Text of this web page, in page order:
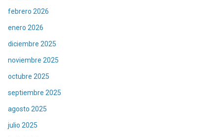
febrero 2026
enero 2026
diciembre 2025
noviembre 2025
octubre 2025
septiembre 2025
agosto 2025
julio 2025